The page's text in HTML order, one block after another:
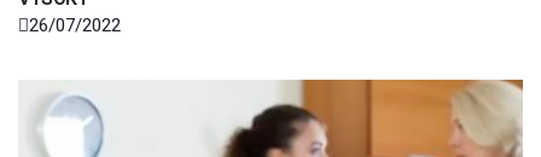
26/07/2022